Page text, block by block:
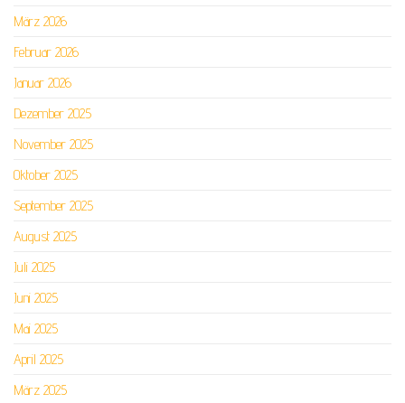
März 2026
Februar 2026
Januar 2026
Dezember 2025
November 2025
Oktober 2025
September 2025
August 2025
Juli 2025
Juni 2025
Mai 2025
April 2025
März 2025